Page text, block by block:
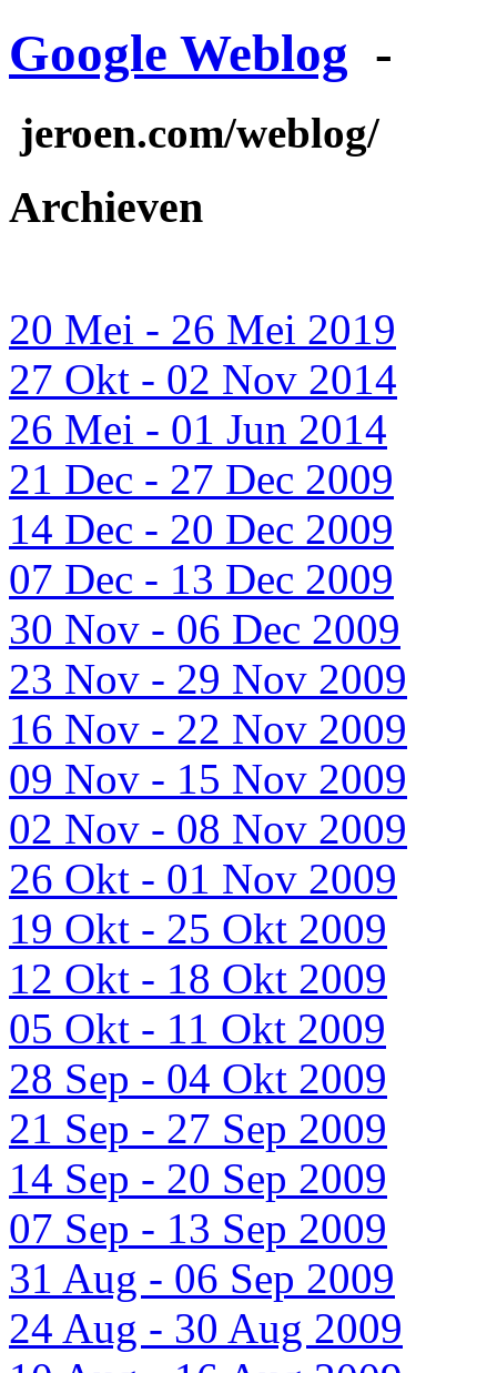
Google Weblog -
jeroen.com/weblog/
Archieven
20 Mei - 26 Mei 2019
27 Okt - 02 Nov 2014
26 Mei - 01 Jun 2014
21 Dec - 27 Dec 2009
14 Dec - 20 Dec 2009
07 Dec - 13 Dec 2009
30 Nov - 06 Dec 2009
23 Nov - 29 Nov 2009
16 Nov - 22 Nov 2009
09 Nov - 15 Nov 2009
02 Nov - 08 Nov 2009
26 Okt - 01 Nov 2009
19 Okt - 25 Okt 2009
12 Okt - 18 Okt 2009
05 Okt - 11 Okt 2009
28 Sep - 04 Okt 2009
21 Sep - 27 Sep 2009
14 Sep - 20 Sep 2009
07 Sep - 13 Sep 2009
31 Aug - 06 Sep 2009
24 Aug - 30 Aug 2009